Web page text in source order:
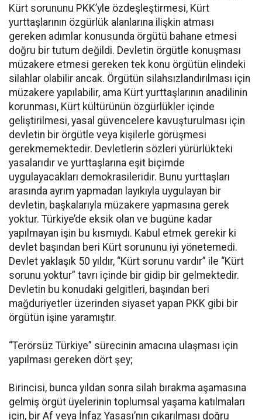
Kürt sorununu PKK’yle özdeşleştirmesi, Kürt
yurttaşlarının özgürlük alanlarına ilişkin atması
gereken adımlar konusunda örgütü bahane etmesi
doğru bir tutum değildi. Devletin örgütle konuşması
müzakere etmesi gereken tek konu örgütün elindeki
silahlar olabilir ancak. Örgütün silahsızlandırılması için
müzakere yapılabilir, ama Kürt yurttaşlarının anadilinin
korunması, Kürt kültürünün özgürlükler içinde
geliştirilmesi, yasal güvencelere kavuşturulması için
devletin bir örgütle veya kişilerle görüşmesi
gerekmemektedir. Devletlerin sözleri yürürlükteki
yasalarıdır ve yurttaşlarına eşit biçimde
uygulayacakları demokrasileridir. Bunu yurttaşları
arasında ayrım yapmadan layıkıyla uygulayan bir
devletin, başkalarıyla müzakere yapmasına gerek
yoktur. Türkiye’de eksik olan ve bugüne kadar
yapılmayan işin bu kısmıydı. Kabul etmek gerekir ki
devlet başından beri Kürt sorununu iyi yönetemedi.
Devlet yaklaşık 50 yıldır, “Kürt sorunu vardır” ile “Kürt
sorunu yoktur” tavrı içinde bir gidip bir gelmektedir.
Devletin bu konudaki gelgitleri, başından beri
mağduriyetler üzerinden siyaset yapan PKK gibi bir
örgütün işine yaramıştır.
“Terörsüz Türkiye” sürecinin amacına ulaşması için
yapılması gereken dört şey;
Birincisi, bunca yıldan sonra silah bırakma aşamasına
gelmiş örgüt üyelerinin toplumsal yaşama katılmaları
için, bir Af veya İnfaz Yasası’nın çıkarılması doğru